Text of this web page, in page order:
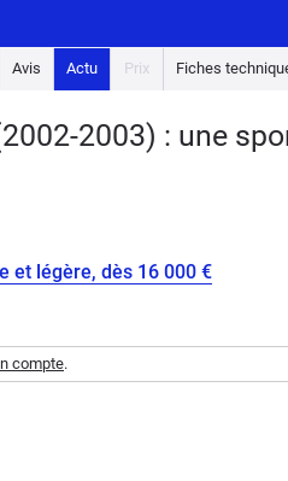
Avis Actu Prix Fiches
2003) : une
et légère, dès 16 000 €
compte.